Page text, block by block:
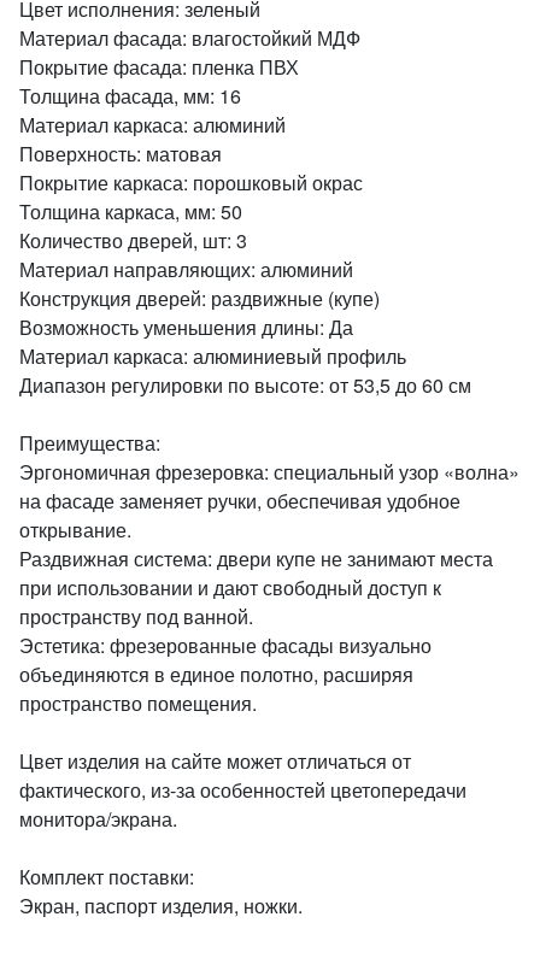
Цвет исполнения: зеленый
Материал фасада: влагостойкий МДФ
Покрытие фасада: пленка ПВХ
Толщина фасада, мм: 16
Материал каркаса: алюминий
Поверхность: матовая
Покрытие каркаса: порошковый окрас
Толщина каркаса, мм: 50
Количество дверей, шт: 3
Материал направляющих: алюминий
Конструкция дверей: раздвижные (купе)
Возможность уменьшения длины: Да
Материал каркаса: алюминиевый профиль
Диапазон регулировки по высоте: от 53,5 до 60 см
Преимущества:
Эргономичная фрезеровка: специальный узор «волна»
на фасаде заменяет ручки, обеспечивая удобное
открывание.
Раздвижная система: двери купе не занимают места
при использовании и дают свободный доступ к
пространству под ванной.
Эстетика: фрезерованные фасады визуально
объединяются в единое полотно, расширяя
пространство помещения.
Цвет изделия на сайте может отличаться от
фактического, из-за особенностей цветопередачи
монитора/экрана.
Комплект поставки:
Экран, паспорт изделия, ножки.